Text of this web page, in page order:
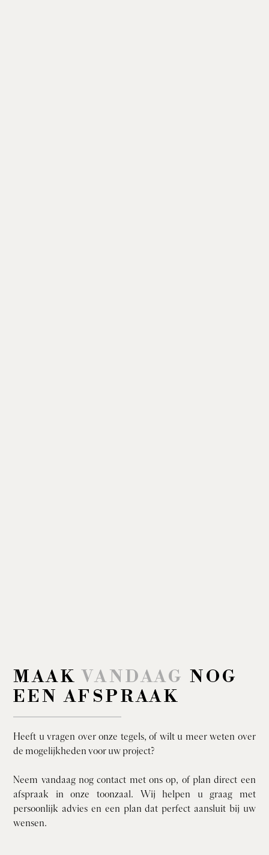
MAAKVANDAAG NOG
EEN AFSPRAAK
Heeft u vragen over onze tegels, of wilt u meer weten over
de mogelijkheden voor uw project?
Neem vandaag nog contact met ons op, of plan direct een
afspraak in onze toonzaal. Wij helpen u graag met
persoonlijk advies en een plan dat perfect aansluit bij uw
wensen.